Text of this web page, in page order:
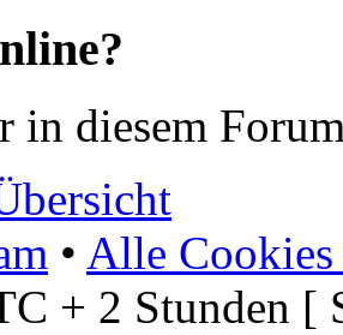
in diesem
• Alle Cookies
+ 2 Stunden [